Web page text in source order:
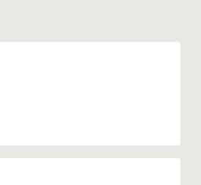
mogelijk aan de voorkeur